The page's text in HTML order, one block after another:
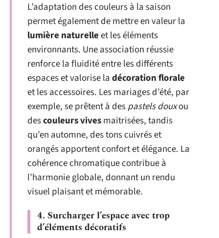
L’adaptation des couleurs à la saison
permet également de mettre en valeur la
lumière naturelleet les éléments
environnants. Une association réussie
renforce la fluidité entre les différents
espaces et valorise ladécoration florale
et les accessoires. Les mariages d’été, par
exemple, se prêtent à despastels douxou
descouleurs vivesmaitrisées, tandis
qu’en automne, des tons cuivrés et
orangés apportent confort et élégance. La
cohérence chromatique contribue à
l’harmonie globale, donnant un rendu
visuel plaisant et mémorable.
4. Surcharger l’espace avec trop
d’éléments décoratifs